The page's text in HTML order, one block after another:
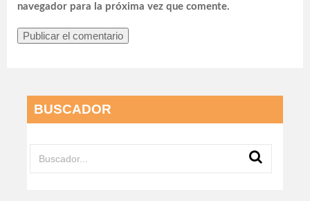
navegador para la próxima vez que comente.
BUSCADOR